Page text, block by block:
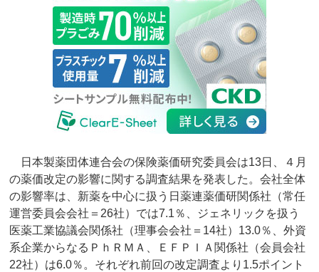
日本製薬団体連合会の保険薬価研究委員会は13日、４月
の薬価改定の影響に関する調査結果を発表した。会社全体
の影響率は、新薬を中心に扱う日薬連薬価研関係社（常任
運営委員会会社＝26社）では7.1％、ジェネリックを扱う
医薬工業協議会関係社（理事会会社＝14社）13.0％、外資
系企業からなるＰｈＲＭＡ、ＥＦＰＩＡ関係社（会員会社
22社）は6.0％。それぞれ前回の改定調査より1.5ポイント